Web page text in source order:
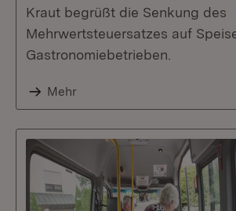
Kraut begrüßt die Senkung des
Mehrwertsteuersatzes auf
Gastronomiebetrieben.
Mehr